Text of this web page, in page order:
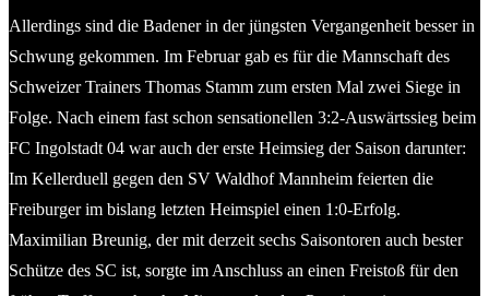
Allerdings sind die Badener in der jüngsten Vergangenheit besser in
Schwung gekommen. Im Februar gab es für die Mannschaft des
Schweizer Trainers Thomas Stamm zum ersten Mal zwei Siege in
Folge. Nach einem fast schon sensationellen 3:2-Auswärtssieg beim
FC Ingolstadt 04 war auch der erste Heimsieg der Saison darunter:
Im Kellerduell gegen den SV Waldhof Mannheim feierten die
Freiburger im bislang letzten Heimspiel einen 1:0-Erfolg.
Maximilian Breunig, der mit derzeit sechs Saisontoren auch bester
Schütze des SC ist, sorgte im Anschluss an einen Freistoß für den